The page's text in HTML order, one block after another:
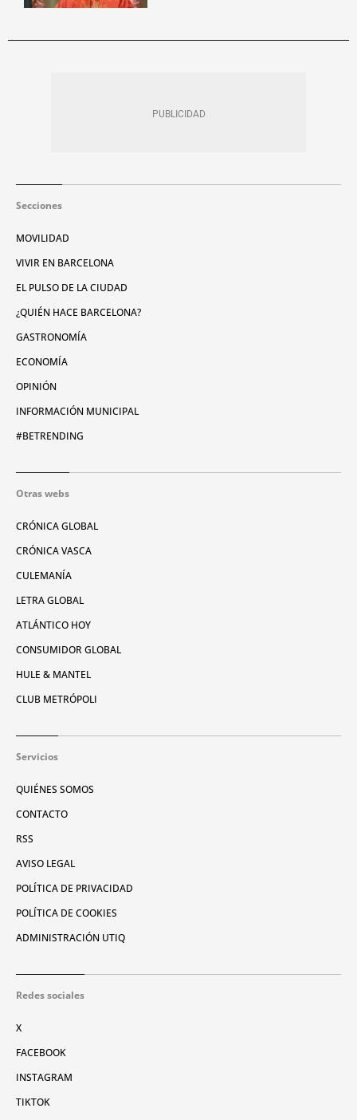
Secciones
MOVILIDAD
VIVIR EN BARCELONA
EL PULSO DE LA CIUDAD
¿QUIÉN HACE BARCELONA?
GASTRONOMÍA
ECONOMÍA
OPINIÓN
INFORMACIÓN MUNICIPAL
#BETRENDING
Otras webs
CRÓNICA GLOBAL
CRÓNICA VASCA
CULEMANÍA
LETRA GLOBAL
ATLÁNTICO HOY
CONSUMIDOR GLOBAL
HULE & MANTEL
CLUB METRÓPOLI
Servicios
QUIÉNES SOMOS
CONTACTO
RSS
AVISO LEGAL
POLÍTICA DE PRIVACIDAD
POLÍTICA DE COOKIES
ADMINISTRACIÓN UTIQ
Redes sociales
X
FACEBOOK
INSTAGRAM
TIKTOK